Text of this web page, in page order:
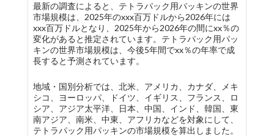
最新の調査によると、テトラパック用パッキンの世界
市場規模は、2025年のxxx百万ドルから2026年には
xxx百万ドルとなり、2025年から2026年の間にxx％の
変化があると推定されています。テトラパック用パッ
キンの世界市場規模は、今後5年間でxx％の年率で成
長すると予測されています。
地域・国別分析では、北米、アメリカ、カナダ、メキ
シコ、ヨーロッパ、ドイツ、イギリス、フランス、ロ
シア、アジア太平洋、日本、中国、インド、韓国、東
南アジア、南米、中東、アフリカなどを対象にして、
テトラパック用パッキンの市場規模を算出しました。